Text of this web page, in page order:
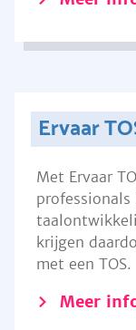
Ervaar
Met Ervaar
krijgen
met een TOS.
Meer